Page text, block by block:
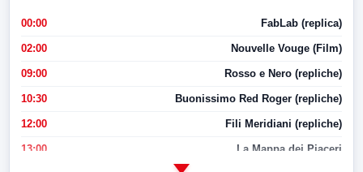
00:00 FabLab (replica)
02:00 Nouvelle Vouge (Film)
09:00 Rosso e Nero (repliche)
10:30 Buonissimo Red Roger (repliche)
12:00 Fili Meridiani (repliche)
13:00 La Mappa dei Piaceri